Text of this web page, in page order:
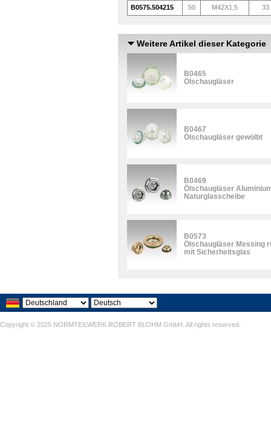
B0575.504215 50 M42X1,5 33
Weitere Artikel dieser Kategorie
B0465
Ölschaugläser
B0467
Ölschaugläser gewölbt
B0469
Ölschaugläser
Naturglasscheibe
B0573
Ölschaugläser Messing
mit Sicherheitsglas
Copyright © 2025 NORMTEILWERK ROBERT BLOHM GmbH. All rights reserved.